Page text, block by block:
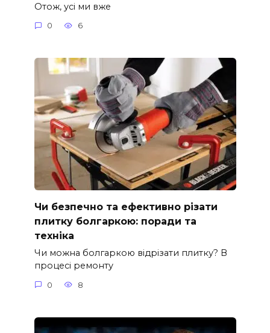
Отож, усі ми вже
0 6
Чи безпечно та ефективно різати
плитку болгаркою: поради та
техніка
Чи можна болгаркою відрізати плитку? В
процесі ремонту
0 8